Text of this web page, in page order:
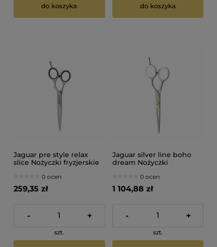
do koszyka do koszyka
Jaguar pre style relax
slice Nożyczki fryzjerskie
0 ocen
259,35 zł
- +
szt.
Jaguar silver line boho
dream Nożyczki
0 ocen
1 104,88 zł
- +
szt.